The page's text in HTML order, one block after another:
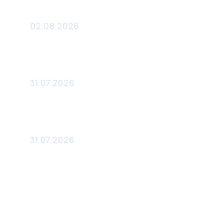
02.08.2026
31.07.2026
31.07.2026